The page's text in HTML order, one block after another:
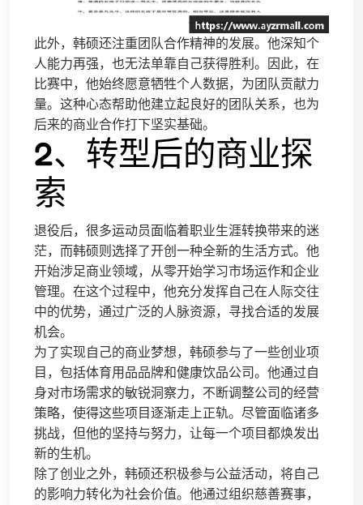
此外，韩硕还注重团队合作精神的发展。他深知个
人能力再强，也无法单靠自己获得胜利。因此，在
比赛中，他始终愿意牺牲个人数据，为团队贡献力
量。这种心态帮助他建立起良好的团队关系，也为
后来的商业合作打下坚实基础。
2、转型后的商业探
索
退役后，很多运动员面临着职业生涯转换带来的迷
茫，而韩硕则选择了开创一种全新的生活方式。他
开始涉足商业领域，从零开始学习市场运作和企业
管理。在这个过程中，他充分发挥自己在人际交往
中的优势，通过广泛的人脉资源，寻找合适的发展
机会。
为了实现自己的商业梦想，韩硕参与了一些创业项
目，包括体育用品品牌和健康饮品公司。他通过自
身对市场需求的敏锐洞察力，不断调整公司的经营
策略，使得这些项目逐渐走上正轨。尽管面临诸多
挑战，但他的坚持与努力，让每一个项目都焕发出
新的生机。
除了创业之外，韩硕还积极参与公益活动，将自己
的影响力转化为社会价值。他通过组织慈善赛事，